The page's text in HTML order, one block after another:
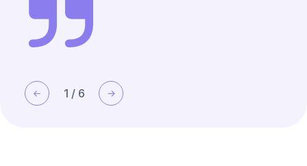
1 / 6